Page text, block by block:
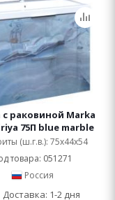
раковиной Marka
75П blue marble
(ш.г.в.): 75x44x54
товара: 051271
Россия
Доставка: 1-2 дня